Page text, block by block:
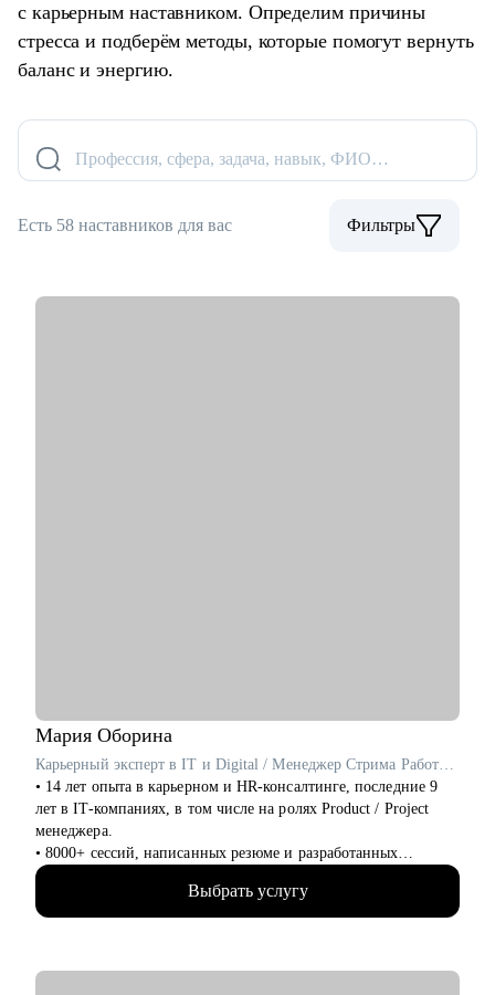
с карьерным наставником. Определим причины
стресса и подберём методы, которые помогут вернуть
баланс и энергию.
Профессия, сфера, задача, навык, ФИО…
Есть 58 наставников для вас Фильтры
Мария Оборина
Карьерный эксперт в IT и Digital / Менеджер Стрима Работодателей в Сетке от hh.ru / ex- Яндекс Практикум, Островок!
• 14 лет опыта в карьерном и HR-консалтинге, последние 9
лет в IT-компаниях, в том числе на ролях Product / Project
менеджера.
• 8000+ сессий, написанных резюме и разработанных
карьерных планов по переходу в новую профессию и
эффективному поиску работы, в том числе в IT.
• Более 5000 успешных трудоустройств: мои клиенты
Выбрать услугу